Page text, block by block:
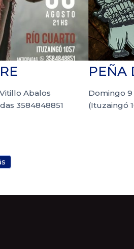
Abalos
3584848851
PEÑA
Domingo
(Ituzaingó